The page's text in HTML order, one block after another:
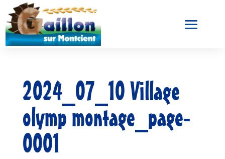
2024_07_10 Village
olymp montage_page-
0001